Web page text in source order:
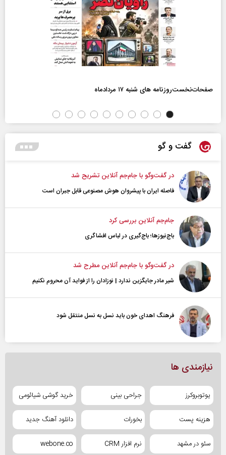
صفحات‌نخست‌روزنامه ها‌ی شنبه ۱۷ مردادماه
گفت و گو
در گفت‌و‌گو با جام‌جم آنلاین تشریح شد
فاصله ایران با پیشرو‌ان هوش مصنوعی قابل جبران است
جام‌جم آنلاین بررسی کرد
باج‌نیوزها؛ باج‌گیری در لباس افشاگری
در گفت‌و‌گو با جام‌جم آنلاین مطرح شد
شیر مادر جایگزین ندارد | نوزادان را از فواید آن محروم نکنیم
فرهنگ اهدای خون باید نسل به نسل منتقل شود
نیازمندی ها
یوتوبروکرز جراحی بینی خرید گوشی شیائومی
هزینه پست بخورات دانلود آهنگ جدید
سئو در مشهد نرم افزار CRM webone.co